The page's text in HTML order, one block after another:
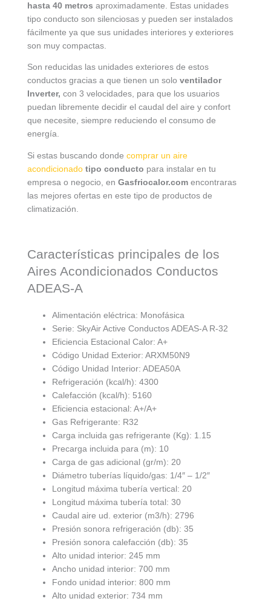
hasta 40 metros aproximadamente. Estas unidades
tipo conducto son silenciosas y pueden ser instalados
fácilmente ya que sus unidades interiores y exteriores
son muy compactas.
Son reducidas las unidades exteriores de estos
conductos gracias a que tienen un solo ventilador
Inverter, con 3 velocidades, para que los usuarios
puedan libremente decidir el caudal del aire y confort
que necesite, siempre reduciendo el consumo de
energía.
Si estas buscando donde comprar un aire
acondicionado tipo conducto para instalar en tu
empresa o negocio, en Gasfriocalor.com encontraras
las mejores ofertas en este tipo de productos de
climatización.
Características principales de los
Aires Acondicionados Conductos
ADEAS-A
Alimentación eléctrica: Monofásica
Serie: SkyAir Active Conductos ADEAS-A R-32
Eficiencia Estacional Calor: A+
Código Unidad Exterior: ARXM50N9
Código Unidad Interior: ADEA50A
Refrigeración (kcal/h): 4300
Calefacción (kcal/h): 5160
Eficiencia estacional: A+/A+
Gas Refrigerante: R32
Carga incluida gas refrigerante (Kg): 1.15
Precarga incluida para (m): 10
Carga de gas adicional (gr/m): 20
Diámetro tuberías líquido/gas: 1/4″ – 1/2″
Longitud máxima tubería vertical: 20
Longitud máxima tubería total: 30
Caudal aire ud. exterior (m3/h): 2796
Presión sonora refrigeración (db): 35
Presión sonora calefacción (db): 35
Alto unidad interior: 245 mm
Ancho unidad interior: 700 mm
Fondo unidad interior: 800 mm
Alto unidad exterior: 734 mm